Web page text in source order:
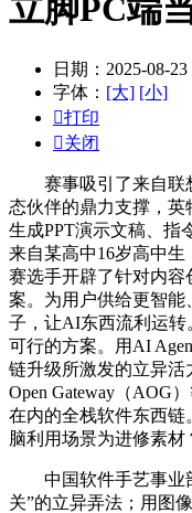
立脚PC端
日期：2025-08-23
字体： [大] [小]
打印
关闭
赛事吸引了来自联
态伙伴的鼎力支撑，英
生成PPT演示文稿、指
来自某高中16岁高中生
赛选手开辟了针对内
案。为用户供给更智能
子，让AI东西流利运
可行的方案。用AI
链升级所激发的立异活
Open Gateway（AOG
在内的全栈软件东西
脑利用场景为进修素材
中国软件手艺事业
关”的立异弄法；用图